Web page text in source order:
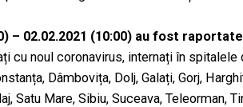
– 02.02.2021 (10:00) au fost
cu noul coronavirus, internați în spitalele
Dâmbovița, Dolj, Galați, Gorj,
Satu Mare, Sibiu, Suceava, Teleorman,